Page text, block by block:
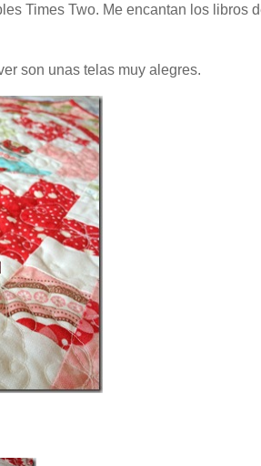
Times Two. Me encantan los libros
son unas telas muy alegres.